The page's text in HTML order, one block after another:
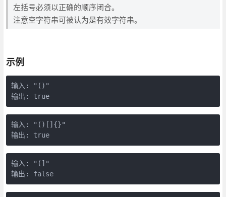
左括号必须以正确的顺序闭合。
注意空字符串可被认为是有效字符串。
示例
输入: "()"
输出: true
输入: "()[]{}"
输出: true
输入: "(]"
输出: false